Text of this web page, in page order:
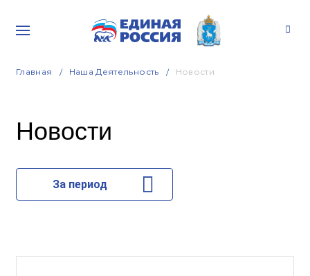
Главная Наша Деятельность Новости
Новости
За период